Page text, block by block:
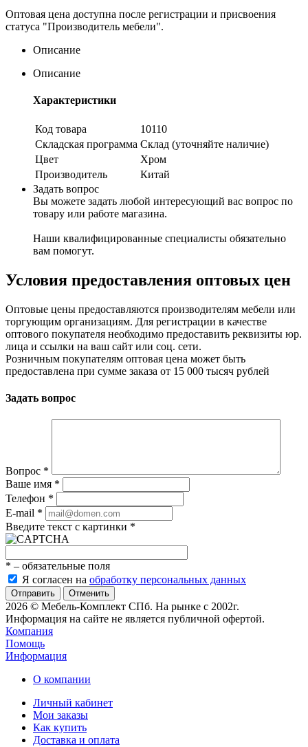
Оптовая цена доступна после регистрации и присвоения
статуса "Производитель мебели".
Описание
Описание
Характеристики
Код товара
10110
Складская программа Склад (уточняйте наличие)
Цвет
Хром
Производитель
Китай
Задать вопрос
Вы можете задать любой интересующий вас вопрос по
товару или работе магазина.
Наши квалифицированные специалисты обязательно
вам помогут.
Условия предоставления оптовых цен
Оптовые цены предоставляются производителям мебели или
торгующим организациям. Для регистрации в качестве
оптового покупателя необходимо предоставить реквизиты юр.
лица и ссылки на ваш сайт или соц. сети.
Розничным покупателям оптовая цена может быть
предоставлена при сумме заказа от 15 000 тысяч рублей
Задать вопрос
Вопрос *
Ваше имя *
Телефон *
E-mail *
Введите текст с картинки *
* – обязательные поля
Я согласен на обработку персональных данных
Отменить
2026 © Мебель-Комплект СПб. На рынке с 2002г.
Информация на сайте не является публичной офертой.
Компания
Помощь
Информация
О компании
Личный кабинет
Мои заказы
Как купить
Доставка и оплата